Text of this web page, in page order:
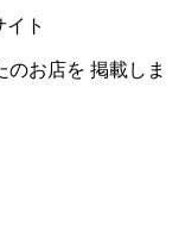
ト
のお店を 掲載しま